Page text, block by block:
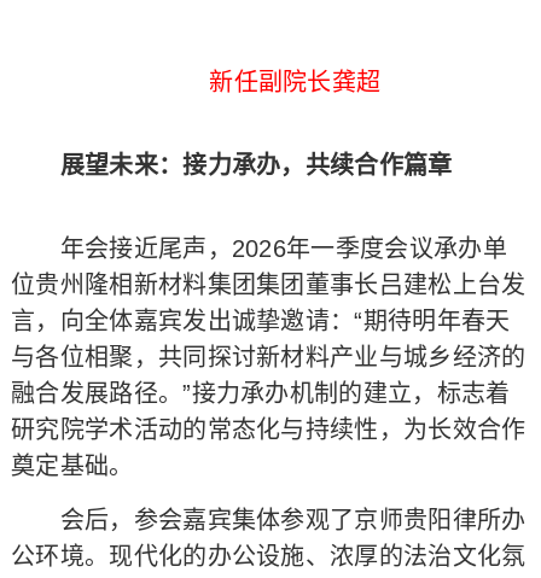
新任副院长龚超
展望未来：接力承办，共续合作篇章
年会接近尾声，2026年一季度会议承办单
位贵州隆相新材料集团集团董事长吕建松上台发
言，向全体嘉宾发出诚挚邀请：“期待明年春天
与各位相聚，共同探讨新材料产业与城乡经济的
融合发展路径。”接力承办机制的建立，标志着
研究院学术活动的常态化与持续性，为长效合作
奠定基础。
会后，参会嘉宾集体参观了京师贵阳律所办
公环境。现代化的办公设施、浓厚的法治文化氛